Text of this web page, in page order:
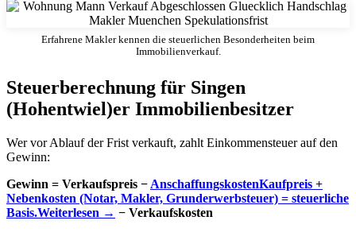
Erfahrene Makler kennen die steuerlichen Besonderheiten beim
Immobilienverkauf.
Steuerberechnung für Singen
(Hohentwiel)er Immobilienbesitzer
Wer vor Ablauf der Frist verkauft, zahlt Einkommensteuer auf den
Gewinn:
Gewinn = Verkaufspreis − AnschaffungskostenKaufpreis +
Nebenkosten (Notar, Makler, Grunderwerbsteuer) = steuerliche
Basis.Weiterlesen → − Verkaufskosten